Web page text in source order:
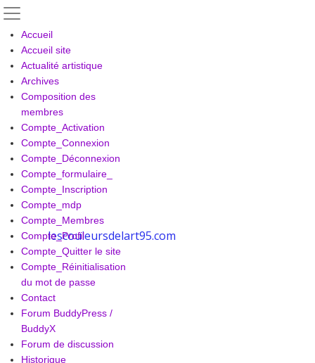
Skip
to
content
lescouleursdelart95.com
Accueil
Accueil site
Actualité artistique
Archives
Composition des
membres
Compte_Activation
Compte_Connexion
Compte_Déconnexion
Compte_formulaire_
Compte_Inscription
Compte_mdp
Compte_Membres
Compte_Profil
Compte_Quitter le site
Compte_Réinitialisation
du mot de passe
Contact
Forum BuddyPress /
BuddyX
Forum de discussion
Historique